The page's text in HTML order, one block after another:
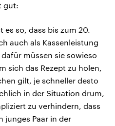
gut:
es so, dass bis zum 20.
auch als Kassenleistung
müssen sie sowieso
sich das Rezept zu holen,
gilt, je schneller desto
in der Situation drum,
zu verhindern, dass
junges Paar in der